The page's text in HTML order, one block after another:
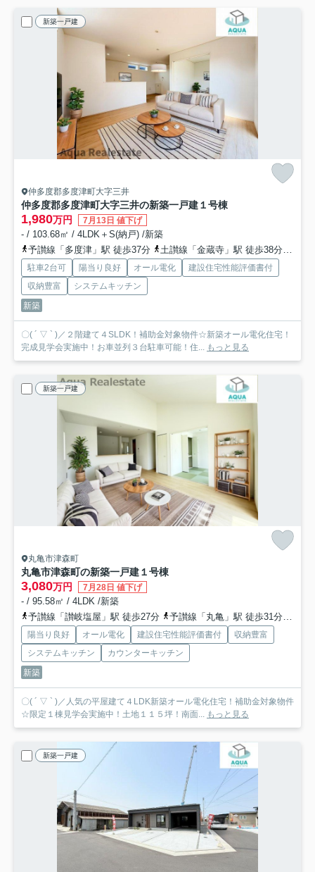
新築一戸建
仲多度郡多度津町大字三井
仲多度郡多度津町大字三井の新築一戸建１号棟
1,980万円 7月13日 値下げ
- / 103.68㎡ / 4LDK＋S(納戸) /新築
予讃線「多度津」駅 徒歩37分
土讃線「金蔵寺」駅 徒歩38分
駐車2台可 陽当り良好 オール電化
建設住宅性能評価書付
収納豊富
システムキッチン
新築
〇( ´ ▽ ` )／２階建て４SLDK！補助金対象物件☆新築オール電化住宅！
完成見学会実施中！お車並列３台駐車可能！住... もっと見る
新築一戸建
丸亀市津森町
丸亀市津森町の新築一戸建１号棟
3,080万円 7月28日 値下げ
- / 95.58㎡ / 4LDK /新築
予讃線「讃岐塩屋」駅 徒歩27分
予讃線「丸亀」駅 徒歩31分
陽当り良好 オール電化 建設住宅性能評価書付
収納豊富
システムキッチン
カウンターキッチン
新築
〇( ´ ▽ ` )／人気の平屋建て４LDK新築オール電化住宅！補助金対象物件
☆限定１棟見学会実施中！土地１１５坪！南面... もっと見る
新築一戸建